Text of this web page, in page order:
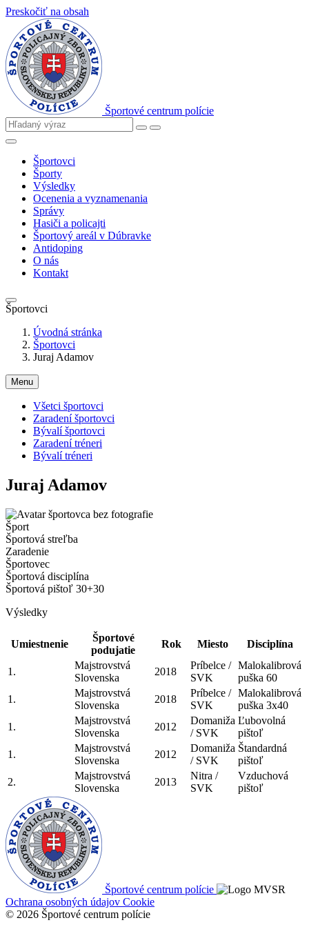
Preskočiť na obsah
Športové centrum polície
Športovci
Športy
Výsledky
Ocenenia a vyznamenania
Správy
Hasiči a policajti
Športový areál v Dúbravke
Antidoping
O nás
Kontakt
Športovci
Úvodná stránka
Športovci
Juraj Adamov
Menu
Všetci športovci
Zaradení športovci
Bývalí športovci
Zaradení tréneri
Bývalí tréneri
Juraj Adamov
Šport
Športová streľba
Zaradenie
Športovec
Športová disciplína
Športová pištoľ 30+30
Výsledky
Umiestnenie
Športové
podujatie
Rok Miesto Disciplína
1.
Majstrovstvá
Slovenska
2018
Príbelce /
SVK
Malokalibrová
puška 60
1.
Majstrovstvá
Slovenska
2018
Príbelce /
SVK
Malokalibrová
puška 3x40
1.
Majstrovstvá
Slovenska
2012
Domaniža
/ SVK
Ľubovolná
pištoľ
1.
Majstrovstvá
Slovenska
2012
Domaniža
/ SVK
Štandardná
pištoľ
2.
Majstrovstvá
Slovenska
2013
Nitra /
SVK
Vzduchová
pištoľ
Športové centrum polície
Ochrana osobných údajov Cookie
© 2026 Športové centrum polície